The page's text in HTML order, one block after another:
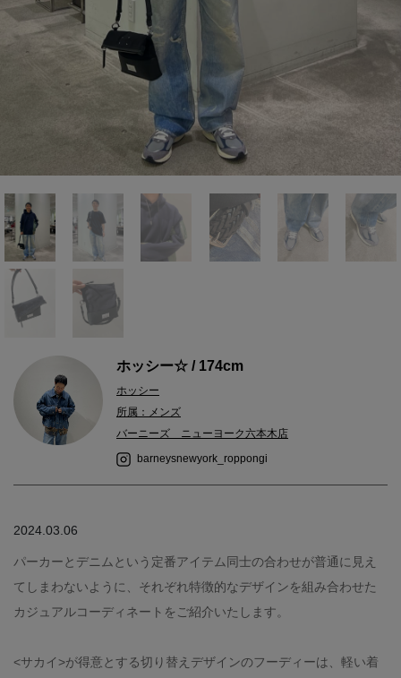
ホッシー☆ / 174cm
ホッシー
所属：メンズ
バーニーズ ニューヨーク六本木店
barneysnewyork_roppongi
2024.03.06
パーカーとデニムという定番アイテム同士の合わせが普通に見え
てしまわないように、それぞれ特徴的なデザインを組み合わせた
カジュアルコーディネートをご紹介いたします。
<サカイ>が得意とする切り替えデザインのフーディーは、軽い着